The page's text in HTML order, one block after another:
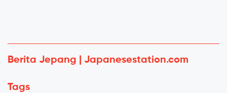
Berita Jepang | Japanesestation.com
Tags